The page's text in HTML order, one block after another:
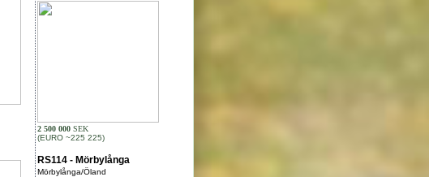
2 500 000SEK
(EURO ~225 225)
RS114 - Mörbylånga
Mörbylånga/Öland